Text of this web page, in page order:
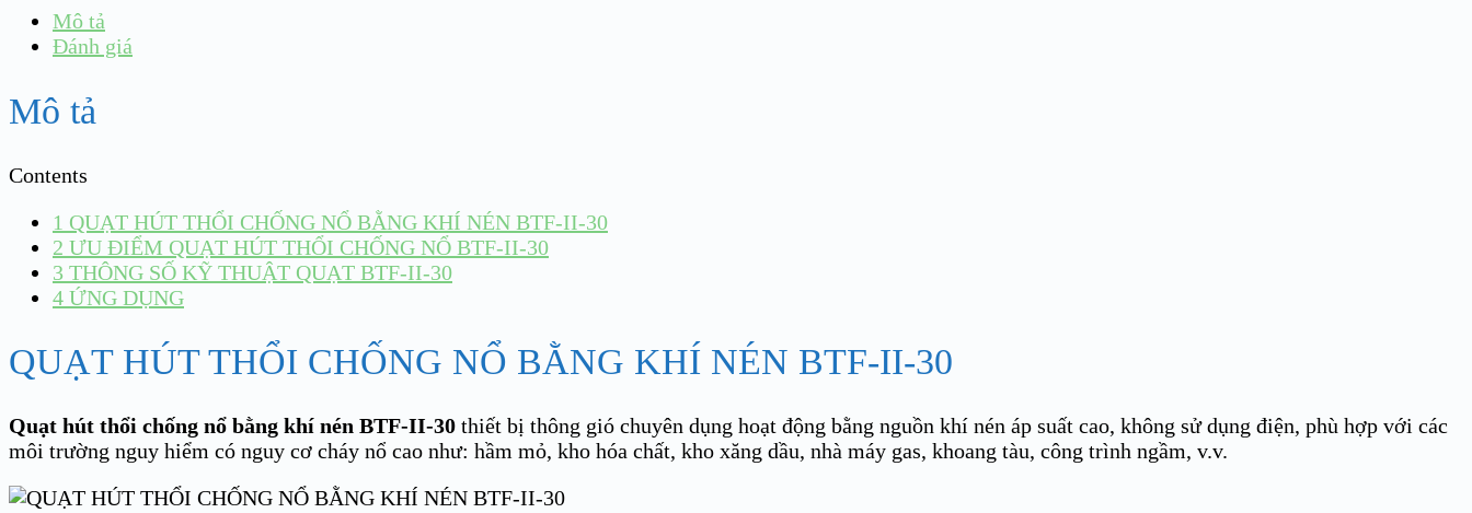
Mô tả
Đánh giá
Mô tả
Contents
1 QUẠT HÚT THỔI CHỐNG NỔ BẰNG KHÍ NÉN BTF-II-30
2 ƯU ĐIỂM QUẠT HÚT THỔI CHỐNG NỔ BTF-II-30
3 THÔNG SỐ KỸ THUẬT QUẠT BTF-II-30
4 ỨNG DỤNG
QUẠT HÚT THỔI CHỐNG NỔ BẰNG KHÍ NÉN BTF-II-30
Quạt hút thổi chống nổ bằng khí nén BTF-II-30 thiết bị thông gió chuyên dụng hoạt động bằng nguồn khí nén áp suất cao, không sử dụng điện, phù hợp với các
môi trường nguy hiểm có nguy cơ cháy nổ cao như: hầm mỏ, kho hóa chất, kho xăng dầu, nhà máy gas, khoang tàu, công trình ngầm, v.v.